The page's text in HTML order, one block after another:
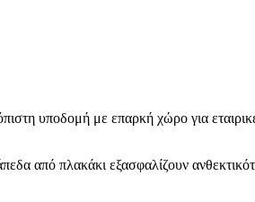
υποδομή με επαρκή χώρο για
από πλακάκι εξασφαλίζουν